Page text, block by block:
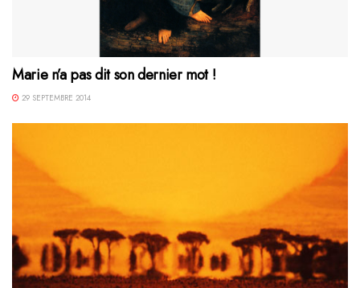
Marie n’a pas dit son dernier mot !
29 SEPTEMBRE 2014